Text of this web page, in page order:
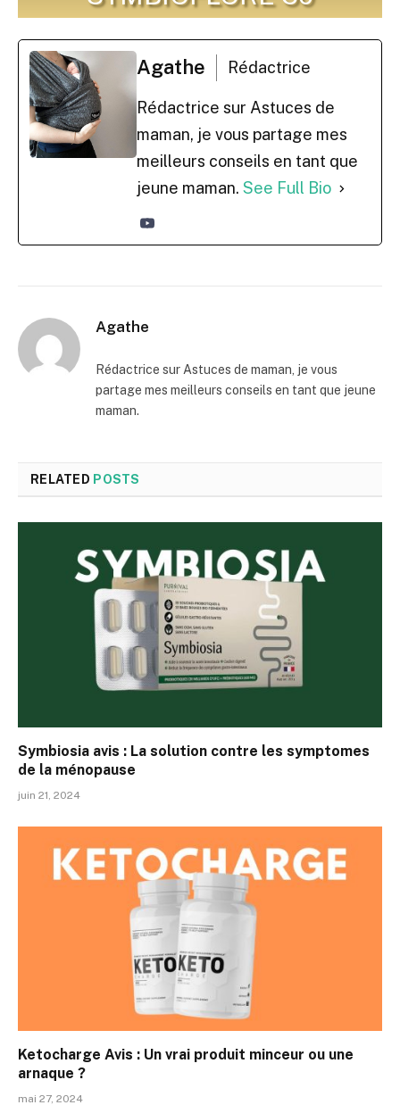
Agathe Rédactrice
Rédactrice sur Astuces de
maman, je vous partage mes
meilleurs conseils en tant que
jeune maman. See Full Bio
Agathe
Rédactrice sur Astuces de maman, je vous
partage mes meilleurs conseils en tant que jeune
maman.
RELATED POSTS
Symbiosia avis : La solution contre les symptomes
de la ménopause
juin 21, 2024
Ketocharge Avis : Un vrai produit minceur ou une
arnaque ?
mai 27, 2024